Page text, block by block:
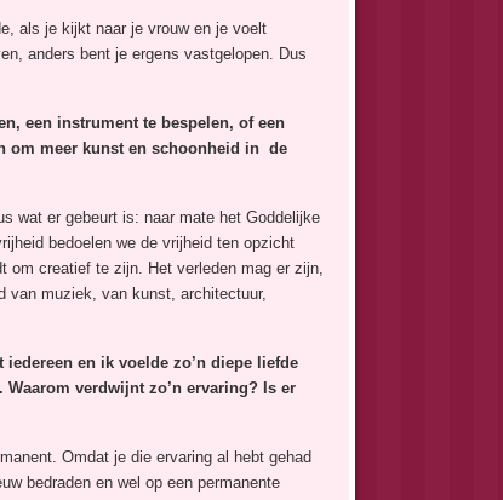
als je kijkt naar je vrouw en je voelt
anders bent je ergens vastgelopen. Dus
een instrument te bespelen, of een
om meer kunst en schoonheid in de
wat er gebeurt is: naar mate het Goddelijke
bedoelen we de vrijheid ten opzicht
om creatief te zijn. Het verleden mag er zijn,
van muziek, van kunst, architectuur,
en ik voelde zo’n diepe liefde
verdwijnt zo’n ervaring? Is er
Omdat je die ervaring al hebt gehad
bedraden en wel op een permanente